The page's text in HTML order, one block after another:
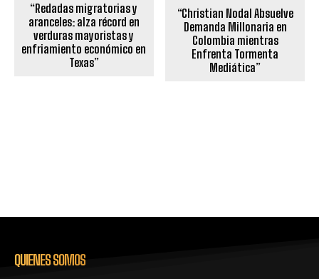
“Redadas migratorias y
aranceles: alza récord en
verduras mayoristas y
enfriamiento económico en
Texas”
“Christian Nodal Absuelve
Demanda Millonaria en
Colombia mientras
Enfrenta Tormenta
Mediática”
QUIENES SOMOS